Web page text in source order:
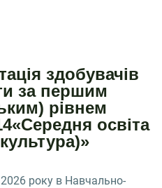
здобувачів
за першим
рівнем
освіта
року в Навчально-